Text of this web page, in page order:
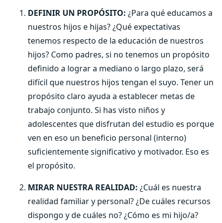
DEFINIR UN PROPÓSITO: ¿Para qué educamos a
nuestros hijos e hijas? ¿Qué expectativas
tenemos respecto de la educación de nuestros
hijos? Como padres, si no tenemos un propósito
definido a lograr a mediano o largo plazo, será
difícil que nuestros hijos tengan el suyo. Tener un
propósito claro ayuda a establecer metas de
trabajo conjunto. Si has visto niños y
adolescentes que disfrutan del estudio es porque
ven en eso un beneficio personal (interno)
suficientemente significativo y motivador. Eso es
el propósito.
MIRAR NUESTRA REALIDAD: ¿Cuál es nuestra
realidad familiar y personal? ¿De cuáles recursos
dispongo y de cuáles no? ¿Cómo es mi hijo/a?